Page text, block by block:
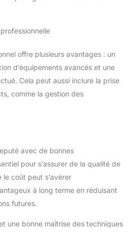
offre plusieurs avantages : un
d’équipements avancés et une
Cela peut aussi inclure la prise
comme la gestion des
avec de bonnes
pour s’assurer de la qualité de
le coût peut s’avérer
à long terme en réduisant
futures.
une bonne maîtrise des techniques